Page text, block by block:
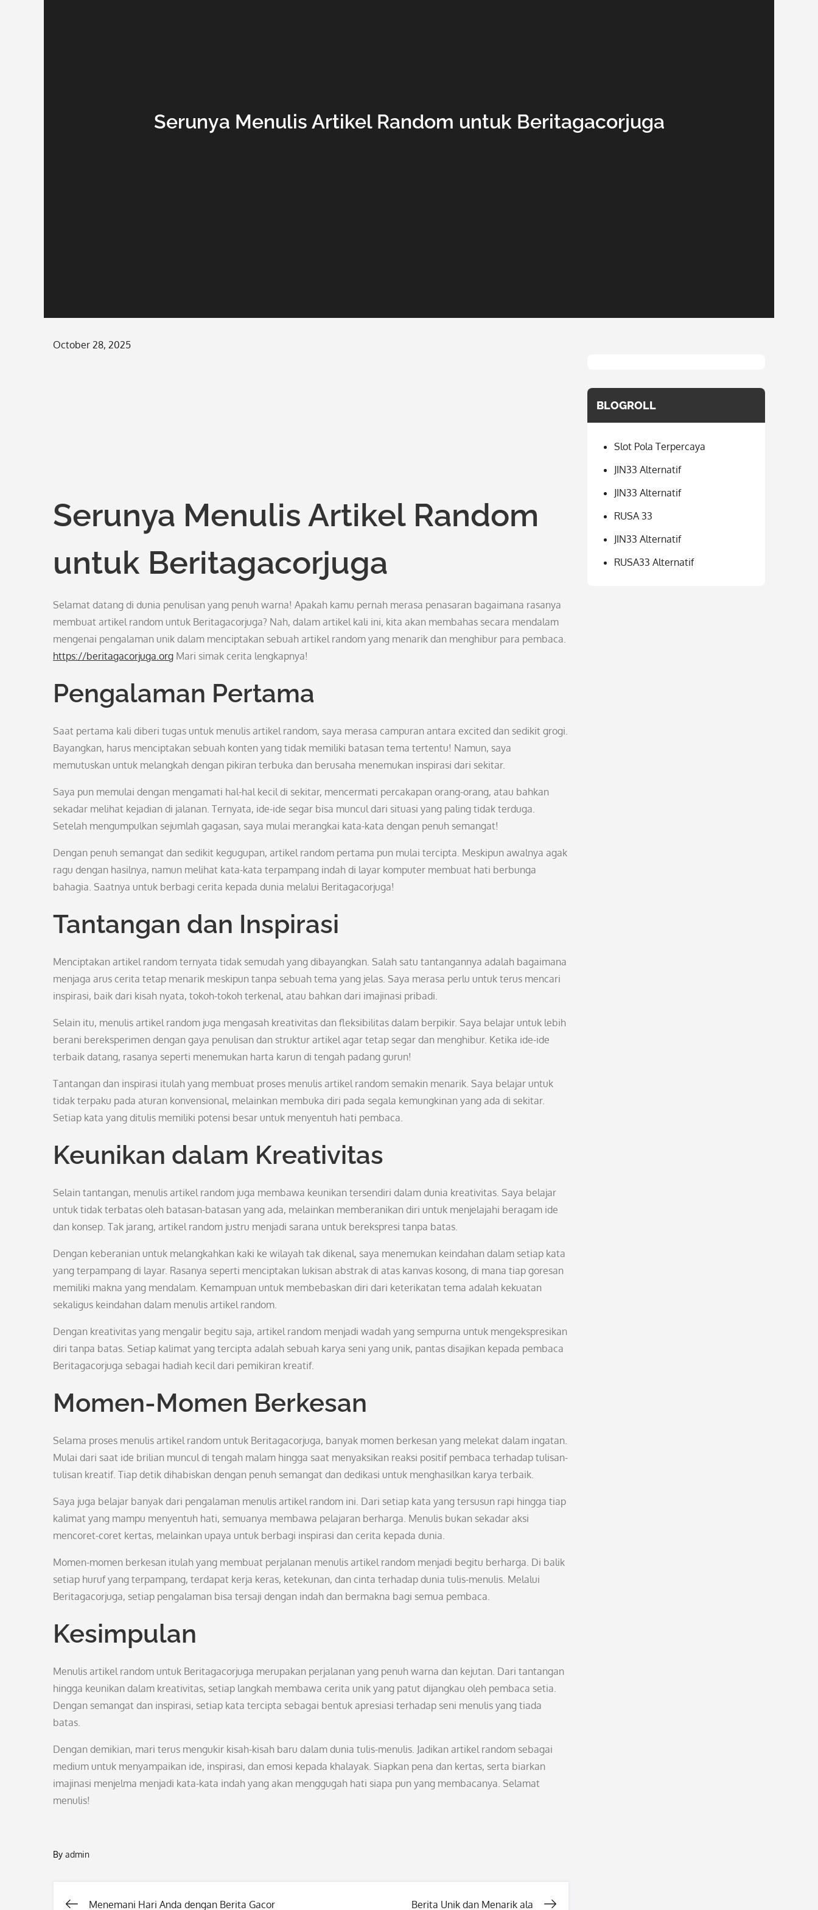
Serunya Menulis Artikel Random untuk Beritagacorjuga
Posted
October 28, 2025
Serunya Menulis Artikel Random
untuk Beritagacorjuga
Selamat datang di dunia penulisan yang penuh warna! Apakah kamu pernah merasa penasaran bagaimana rasanya
membuat artikel random untuk Beritagacorjuga? Nah, dalam artikel kali ini, kita akan membahas secara mendalam
mengenai pengalaman unik dalam menciptakan sebuah artikel random yang menarik dan menghibur para pembaca.
https://beritagacorjuga.org Mari simak cerita lengkapnya!
Pengalaman Pertama
Saat pertama kali diberi tugas untuk menulis artikel random, saya merasa campuran antara excited dan sedikit grogi.
Bayangkan, harus menciptakan sebuah konten yang tidak memiliki batasan tema tertentu! Namun, saya
memutuskan untuk melangkah dengan pikiran terbuka dan berusaha menemukan inspirasi dari sekitar.
Saya pun memulai dengan mengamati hal-hal kecil di sekitar, mencermati percakapan orang-orang, atau bahkan
sekadar melihat kejadian di jalanan. Ternyata, ide-ide segar bisa muncul dari situasi yang paling tidak terduga.
Setelah mengumpulkan sejumlah gagasan, saya mulai merangkai kata-kata dengan penuh semangat!
Dengan penuh semangat dan sedikit kegugupan, artikel random pertama pun mulai tercipta. Meskipun awalnya agak
ragu dengan hasilnya, namun melihat kata-kata terpampang indah di layar komputer membuat hati berbunga
bahagia. Saatnya untuk berbagi cerita kepada dunia melalui Beritagacorjuga!
Tantangan dan Inspirasi
Menciptakan artikel random ternyata tidak semudah yang dibayangkan. Salah satu tantangannya adalah bagaimana
menjaga arus cerita tetap menarik meskipun tanpa sebuah tema yang jelas. Saya merasa perlu untuk terus mencari
inspirasi, baik dari kisah nyata, tokoh-tokoh terkenal, atau bahkan dari imajinasi pribadi.
Selain itu, menulis artikel random juga mengasah kreativitas dan fleksibilitas dalam berpikir. Saya belajar untuk lebih
berani bereksperimen dengan gaya penulisan dan struktur artikel agar tetap segar dan menghibur. Ketika ide-ide
terbaik datang, rasanya seperti menemukan harta karun di tengah padang gurun!
Tantangan dan inspirasi itulah yang membuat proses menulis artikel random semakin menarik. Saya belajar untuk
tidak terpaku pada aturan konvensional, melainkan membuka diri pada segala kemungkinan yang ada di sekitar.
Setiap kata yang ditulis memiliki potensi besar untuk menyentuh hati pembaca.
Keunikan dalam Kreativitas
Selain tantangan, menulis artikel random juga membawa keunikan tersendiri dalam dunia kreativitas. Saya belajar
untuk tidak terbatas oleh batasan-batasan yang ada, melainkan memberanikan diri untuk menjelajahi beragam ide
dan konsep. Tak jarang, artikel random justru menjadi sarana untuk berekspresi tanpa batas.
Dengan keberanian untuk melangkahkan kaki ke wilayah tak dikenal, saya menemukan keindahan dalam setiap kata
yang terpampang di layar. Rasanya seperti menciptakan lukisan abstrak di atas kanvas kosong, di mana tiap goresan
memiliki makna yang mendalam. Kemampuan untuk membebaskan diri dari keterikatan tema adalah kekuatan
sekaligus keindahan dalam menulis artikel random.
Dengan kreativitas yang mengalir begitu saja, artikel random menjadi wadah yang sempurna untuk mengekspresikan
diri tanpa batas. Setiap kalimat yang tercipta adalah sebuah karya seni yang unik, pantas disajikan kepada pembaca
Beritagacorjuga sebagai hadiah kecil dari pemikiran kreatif.
Momen-Momen Berkesan
Selama proses menulis artikel random untuk Beritagacorjuga, banyak momen berkesan yang melekat dalam ingatan.
Mulai dari saat ide brilian muncul di tengah malam hingga saat menyaksikan reaksi positif pembaca terhadap tulisan-
tulisan kreatif. Tiap detik dihabiskan dengan penuh semangat dan dedikasi untuk menghasilkan karya terbaik.
Saya juga belajar banyak dari pengalaman menulis artikel random ini. Dari setiap kata yang tersusun rapi hingga tiap
kalimat yang mampu menyentuh hati, semuanya membawa pelajaran berharga. Menulis bukan sekadar aksi
mencoret-coret kertas, melainkan upaya untuk berbagi inspirasi dan cerita kepada dunia.
Momen-momen berkesan itulah yang membuat perjalanan menulis artikel random menjadi begitu berharga. Di balik
setiap huruf yang terpampang, terdapat kerja keras, ketekunan, dan cinta terhadap dunia tulis-menulis. Melalui
Beritagacorjuga, setiap pengalaman bisa tersaji dengan indah dan bermakna bagi semua pembaca.
Kesimpulan
Menulis artikel random untuk Beritagacorjuga merupakan perjalanan yang penuh warna dan kejutan. Dari tantangan
hingga keunikan dalam kreativitas, setiap langkah membawa cerita unik yang patut dijangkau oleh pembaca setia.
Dengan semangat dan inspirasi, setiap kata tercipta sebagai bentuk apresiasi terhadap seni menulis yang tiada
batas.
Dengan demikian, mari terus mengukir kisah-kisah baru dalam dunia tulis-menulis. Jadikan artikel random sebagai
medium untuk menyampaikan ide, inspirasi, dan emosi kepada khalayak. Siapkan pena dan kertas, serta biarkan
imajinasi menjelma menjadi kata-kata indah yang akan menggugah hati siapa pun yang membacanya. Selamat
menulis!
By admin
Menemani Hari Anda dengan Berita Gacor Berita Unik dan Menarik ala
BLOGROLL
Slot Pola Terpercaya
JIN33 Alternatif
JIN33 Alternatif
RUSA 33
JIN33 Alternatif
RUSA33 Alternatif